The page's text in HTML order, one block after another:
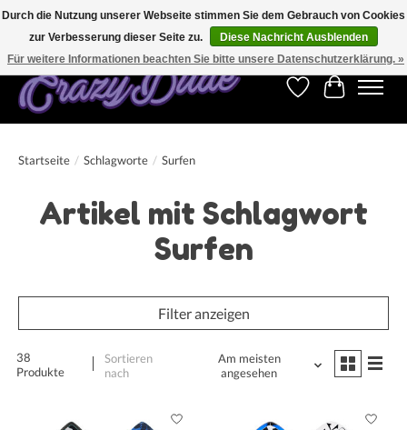
Kostenfreier Versand für Bestellungen ab 250 €. Weltweite Lieferung!
Wunschzettel
Ihr
Startseite / Schlagworte / Surfen
Artikel mit Schlagwort
Surfen
Filter anzeigen
38
Produkte
Sortieren
nach
Am meisten
angesehen
Durch die Nutzung unserer Webseite stimmen Sie dem Gebrauch von Cookies
zur Verbesserung dieser Seite zu.
Diese Nachricht Ausblenden
Für weitere Informationen beachten Sie bitte unsere Datenschutzerklärung. »